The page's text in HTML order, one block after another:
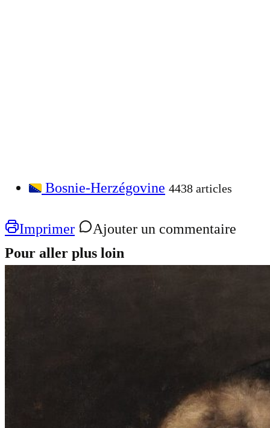
Bosnie-Herzégovine 4438 articles
Imprimer
Ajouter un commentaire
Pour aller plus loin